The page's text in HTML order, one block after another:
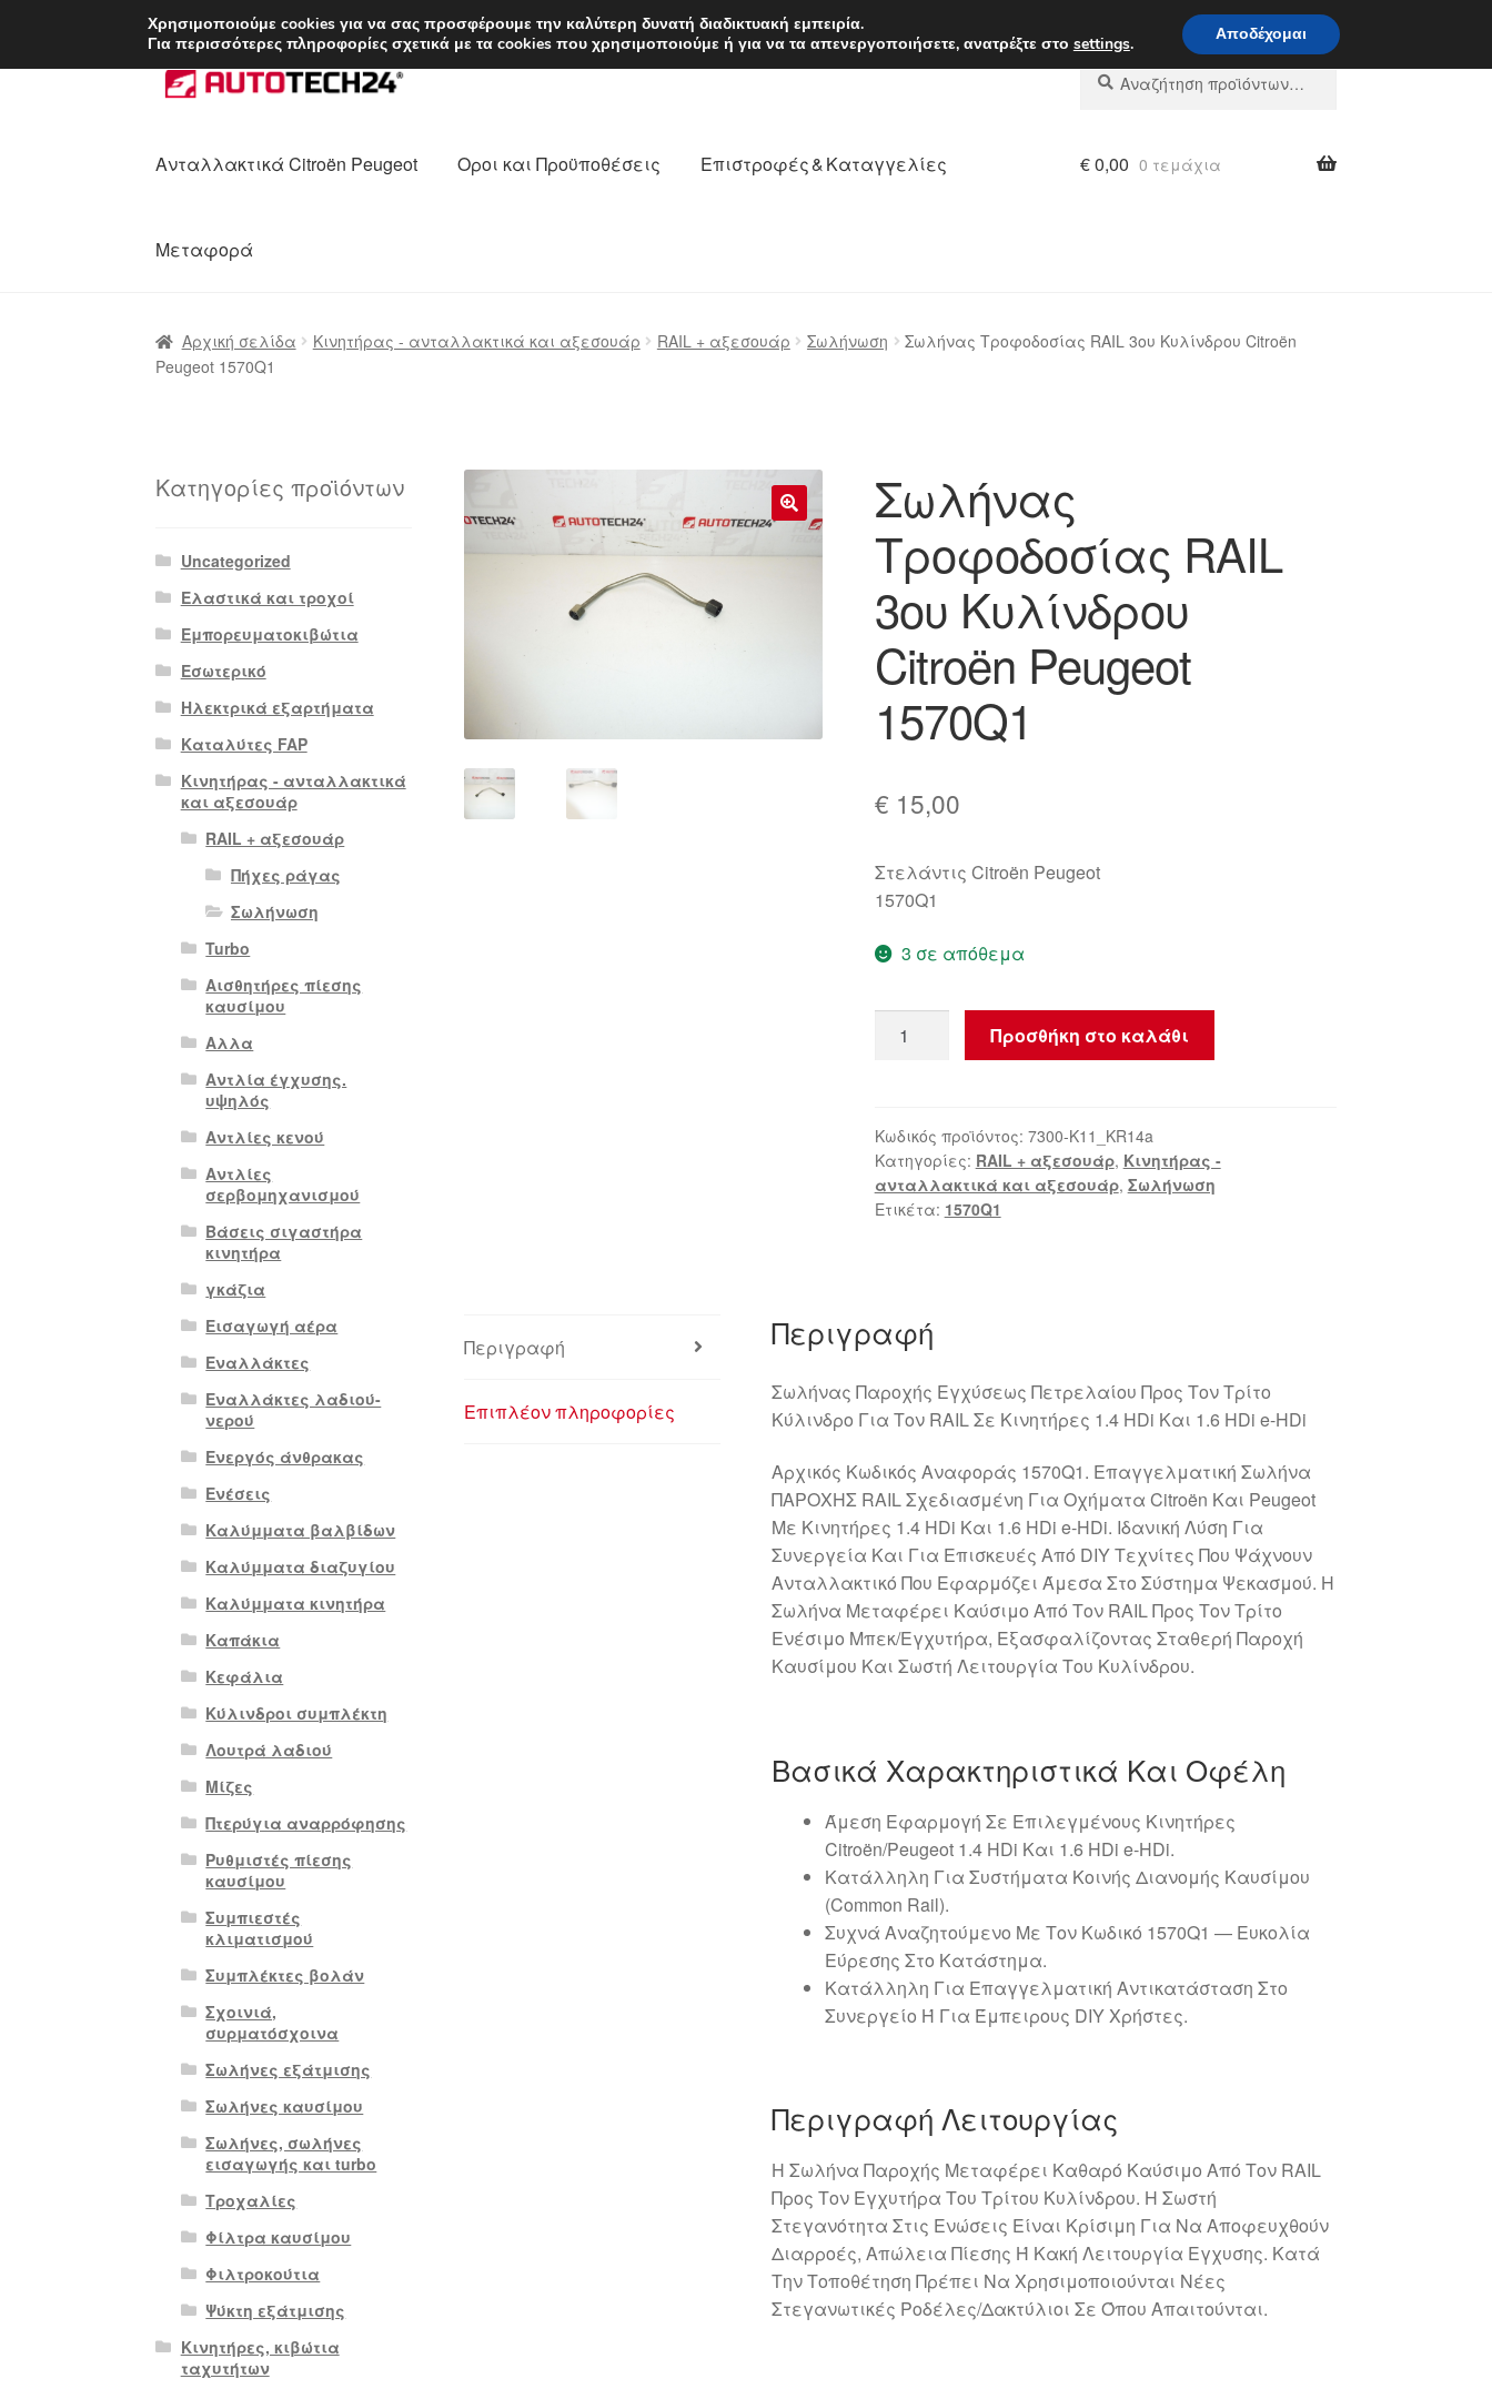
ΑΠΟΣΤΟΛΗ από 7 EUR Δευτέρα-Παρ. 9 π.μ. - 4 μ.μ. 800 848 1565
Απευθείας
μετάβαση
πλοήγηση
Μετάβαση
σε
Αναζήτηση
για:
Αναζήτηση
Ανταλλακτικά Citroën Peugeot Οροι και Προϋποθέσεις Επιστροφές & Καταγγελίες
Μεταφορά
Ολοκλήρωση αγοράς
€0,00 0 τεμάχια
Αρχική σελίδα Κινητήρας - ανταλλακτικά και αξεσουάρ RAIL + αξεσουάρ Σωλήνωση
Σωλήνας Τροφοδοσίας RAIL 3ου Κυλίνδρου Citroën
Peugeot 1570Q1
Σωλήνας
Τροφοδοσίας RAIL
3ου Κυλίνδρου
Citroën Peugeot
1570Q1
€ 15,00
Στελάντις Citroën Peugeot
1570Q1
3 σε απόθεμα
Τροφοδοσίας
Κυλίνδρου
Citroën
Peugeot
1570Q1
Προσθήκη στο καλάθι
Κωδικός προϊόντος: 7300-K11_KR14a
Κατηγορίες: RAIL + αξεσουάρ, Κινητήρας -
ανταλλακτικά και αξεσουάρ, Σωλήνωση
Ετικέτα: 1570Q1
Περιγραφή
Επιπλέον πληροφορίες
Περιγραφή
Σωλήνας Παροχής Εγχύσεως Πετρελαίου Προς Τον Τρίτο
Κύλινδρο Για Τον RAIL Σε Κινητήρες 1.4 HDi Και 1.6 HDi e-HDi
Αρχικός Κωδικός Αναφοράς 1570Q1. Επαγγελματική Σωλήνα
ΠΑΡΟΧΗΣ RAIL Σχεδιασμένη Για Οχήματα Citroën Και Peugeot
Με Κινητήρες 1.4 HDi Και 1.6 HDi e‑HDi. Ιδανική Λύση Για
Συνεργεία Και Για Επισκευές Από DIY Τεχνίτες Που Ψάχνουν
Ανταλλακτικό Που Εφαρμόζει Άμεσα Στο Σύστημα Ψεκασμού. Η
Σωλήνα Μεταφέρει Καύσιμο Από Τον RAIL Προς Τον Τρίτο
Ενέσιμο Μπεκ/Εγχυτήρα, Εξασφαλίζοντας Σταθερή Παροχή
Καυσίμου Και Σωστή Λειτουργία Του Κυλίνδρου.
Βασικά Χαρακτηριστικά Και Οφέλη
Άμεση Εφαρμογή Σε Επιλεγμένους Κινητήρες
Citroën/Peugeot 1.4 HDi Και 1.6 HDi e‑HDi.
Κατάλληλη Για Συστήματα Κοινής Διανομής Καυσίμου
(Common Rail).
Συχνά Αναζητούμενο Με Τον Κωδικό 1570Q1 — Ευκολία
Εύρεσης Στο Κατάστημα.
Κατάλληλη Για Επαγγελματική Αντικατάσταση Στο
Συνεργείο Ή Για Έμπειρους DIY Χρήστες.
Περιγραφή Λειτουργίας
Η Σωλήνα Παροχής Μεταφέρει Καθαρό Καύσιμο Από Τον RAIL
Προς Τον Εγχυτήρα Του Τρίτου Κυλίνδρου. Η Σωστή
Στεγανότητα Στις Ενώσεις Είναι Κρίσιμη Για Να Αποφευχθούν
Διαρροές, Απώλεια Πίεσης Ή Κακή Λειτουργία Εγχυσης. Κατά
Την Τοποθέτηση Πρέπει Να Χρησιμοποιούνται Νέες
Στεγανωτικές Ροδέλες/Δακτύλιοι Σε Όπου Απαιτούνται.
Κατηγορίες προϊόντων
Uncategorized
Ελαστικά και τροχοί
Εμπορευματοκιβώτια
Εσωτερικό
Ηλεκτρικά εξαρτήματα
Καταλύτες FAP
Κινητήρας - ανταλλακτικά
και αξεσουάρ
RAIL + αξεσουάρ
Πήχες ράγας
Σωλήνωση
Turbo
Αισθητήρες πίεσης
καυσίμου
Αλλα
Αντλία έγχυσης.
υψηλός
Αντλίες κενού
Αντλίες
σερβομηχανισμού
Βάσεις σιγαστήρα
κινητήρα
γκάζια
Εισαγωγή αέρα
Εναλλάκτες
Εναλλάκτες λαδιού-
νερού
Ενεργός άνθρακας
Ενέσεις
Καλύμματα βαλβίδων
Καλύμματα διαζυγίου
Καλύμματα κινητήρα
Καπάκια
Κεφάλια
Κύλινδροι συμπλέκτη
Λουτρά λαδιού
Μίζες
Πτερύγια αναρρόφησης
Ρυθμιστές πίεσης
καυσίμου
Συμπιεστές
κλιματισμού
Συμπλέκτες βολάν
Σχοινιά,
συρματόσχοινα
Σωλήνες εξάτμισης
Σωλήνες καυσίμου
Σωλήνες, σωλήνες
εισαγωγής και turbo
Τροχαλίες
Φίλτρα καυσίμου
Φιλτροκούτια
Ψύκτη εξάτμισης
Κινητήρες, κιβώτια
ταχυτήτων
Χρησιμοποιούμε cookies για να σας προσφέρουμε την καλύτερη δυνατή διαδικτυακή εμπειρία.
Για περισσότερες πληροφορίες σχετικά με τα cookies που χρησιμοποιούμε ή για να τα απενεργοποιήσετε, ανατρέξτε στο settings. Αποδέχομαι